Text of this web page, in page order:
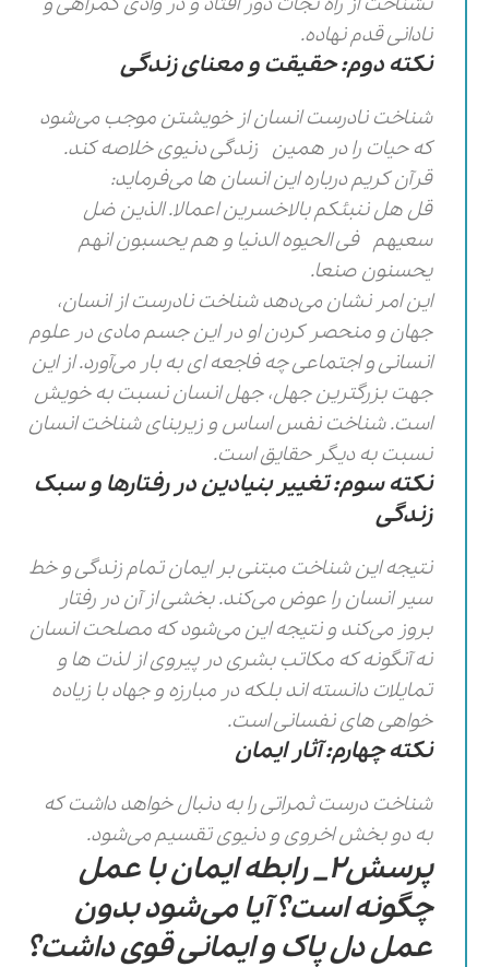
نادانی قدم نهاده.
نکته دوم: حقیقت و معنای زندگی
شناخت نادرست انسان از خویشتن موجب می‌شود
که حیات را در همین زندگی دنیوی خلاصه کند.
قرآن کریم درباره این انسان ها می‌فرماید:
قل هل ننبئکم بالاخسرین اعمالا. الذین ضل
سعیهم فی الحیوه الدنیا و هم یحسبون انهم
یحسنون صنعا.
این امر نشان می‌دهد شناخت نادرست از انسان،
جهان و منحصر کردن او در این جسم مادی در علوم
انسانی و اجتماعی چه فاجعه ای به بار می‌آورد. از این
جهت بزرگترین جهل، جهل انسان نسبت به خویش
است. شناخت نفس اساس و زیربنای شناخت انسان
نسبت به دیگر حقایق است.
نکته سوم: تغییر بنیادین در رفتارها و سبک
زندگی
نتیجه این شناخت مبتنی بر ایمان تمام زندگی و خط
سیر انسان را عوض می‌کند. بخشی از آن در رفتار
بروز می‌کند و نتیجه این می‌شود که مصلحت انسان
نه آنگونه که مکاتب بشری در پیروی از لذت ها و
تمایلات دانسته اند بلکه در مبارزه و جهاد با زیاده
خواهی های نفسانی است.
نکته چهارم: آثار ایمان
شناخت درست ثمراتی را به دنبال خواهد داشت که
به دو بخش اخروی و دنیوی تقسیم می‌شود.
پرسش2_ رابطه ایمان با عمل
چگونه است؟ آیا می‌شود بدون
عمل دل پاک و ایمانی قوی داشت؟